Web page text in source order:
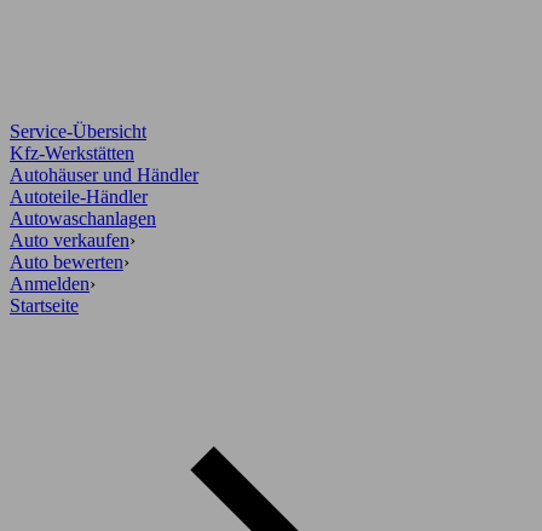
Service-Übersicht
Kfz-Werkstätten
Autohäuser und Händler
Autoteile-Händler
Autowaschanlagen
Auto verkaufen›
Auto bewerten›
Anmelden›
Startseite